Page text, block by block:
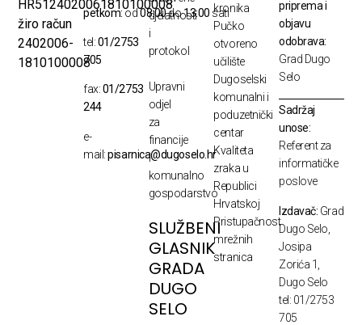
HR5124020061810100008
žiro račun
2402006-
1810100008
petkom:od08:00do13:00 sati
tel:01/2753
705
fax:01/2753
244
e-
mail:pisarnica@dugoselo.hr
djelatnosti
i
protokol
Upravni
odjel
za
financije
i
komunalno
gospodarstvo
SLUŽBENI
GLASNIK
GRADA
DUGO
SELO
kronika
Pučko
otvoreno
učilište
Dugoselski
komunalni i
poduzetnički
centar
Kvaliteta
zraka u
Republici
Hrvatskoj
Pristupačnost
mrežnih
stranica
priprema i
objavu
odobrava:
Grad Dugo
Selo
Sadržaj
unose:
Referent za
informatičke
poslove
Izdavač: Grad
Dugo Selo,
Josipa
Zorića 1,
Dugo Selo
tel: 01/2753
705